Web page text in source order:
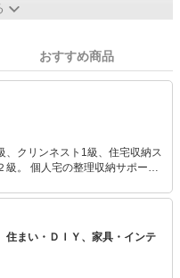
おすすめ商品
、クリンネスト1級、住宅収納ス
ポート
暮らしを整え、人生を豊かにす
狭いマン
い暮らしを目指しています。
住まい・ＤＩＹ、家具・インテ